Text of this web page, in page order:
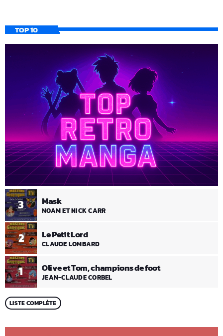
TOP 10
1 Olive et Tom, champions de foot
JEAN-CLAUDE CORBEL
2 Le Petit Lord
CLAUDE LOMBARD
3 Mask
NOAM ET NICK CARR
LISTE COMPLÈTE